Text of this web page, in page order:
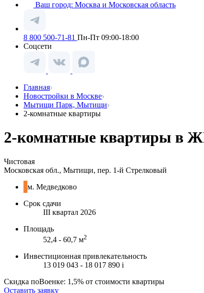
Ваш город: Москва и Московская область
8 800 500-71-81 Пн-Пт 09:00-18:00
Соцсети
Главная
Новостройки в Москве
Мытищи Парк, Мытищи
2-комнатные квартиры
2-комнатные квартиры в
Чистовая
Московская обл., Мытищи, пер. 1-й Стрелковый
м. Медведково
Срок сдачи
III квартал 2026
Площадь
52,4 - 60,7 м2
Инвестиционная привлекательность
13 019 043 - 18 017 890 i
Скидка поВоенке: 1,5% от стоимости квартиры
Оставить заявку